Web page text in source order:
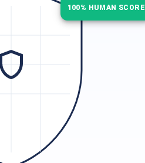
100% HUMAN SCORE